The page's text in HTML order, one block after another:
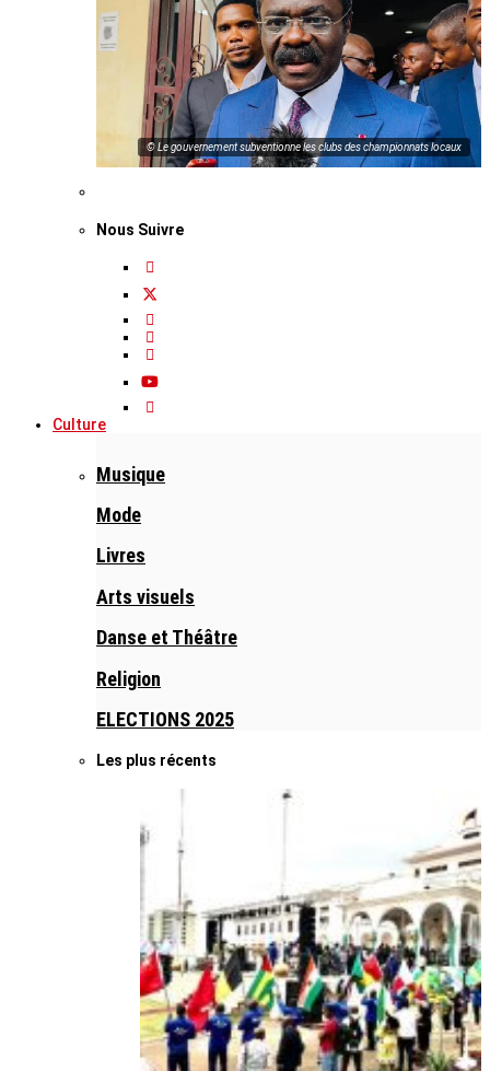
© Le gouvernement subventionne les clubs des championnats locaux
Nous Suivre
Culture
Musique
Mode
Livres
Arts visuels
Danse et Théâtre
Religion
ELECTIONS 2025
Les plus récents